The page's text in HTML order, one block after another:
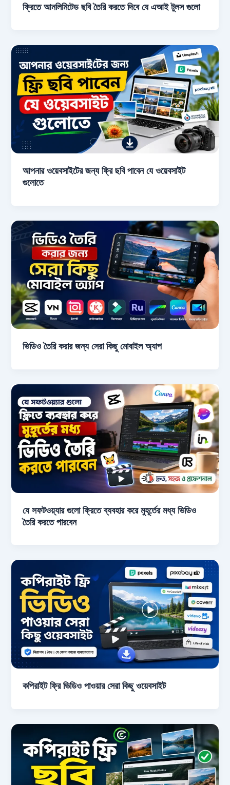
ফ্রিতে আনলিমিটেড ছবি তৈরি করতে দিবে যে এআই টুলস গুলো
আপনার ওয়েবসাইটের জন্য ফ্রি ছবি পাবেন যে ওয়েবসাইট
গুলোতে
ভিডিও তৈরি করার জন্য সেরা কিছু মোবাইল অ্যাপ
যে সফটওয়্যার গুলো ফ্রিতে ব্যবহার করে মুহূর্তের মধ্য ভিডিও
তৈরি করতে পারবেন
কপিরাইট ফ্রি ভিডিও পাওয়ার সেরা কিছু ওয়েবসাইট